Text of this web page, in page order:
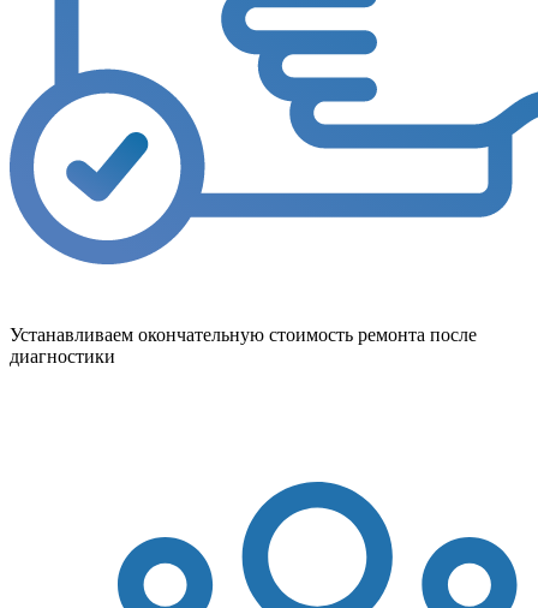
Устанавливаем окончательную стоимость ремонта после
диагностики